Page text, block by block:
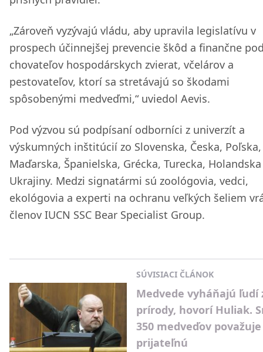
„Zároveň vyzývajú vládu, aby upravila legislatívu v
prospech účinnejšej prevencie škôd a finančne
chovateľov hospodárskych zvierat, včelárov a
pestovateľov, ktorí sa stretávajú so škodami
spôsobenými medveďmi,“ uviedol Aevis.
Pod výzvou sú podpísaní odborníci z univerzít a
výskumných inštitúcií zo Slovenska, Česka, Poľska,
Maďarska, Španielska, Grécka, Turecka,
Ukrajiny. Medzi signatármi sú zoológovia, vedci,
ekológovia a experti na ochranu veľkých šeliem
členov IUCN SSC Bear Specialist Group.
SÚVISIACI ČLÁNOK
Medvede vyháňajú ľudí
prírody, hovorí Huliak.
350 medveďov
prijateľnú